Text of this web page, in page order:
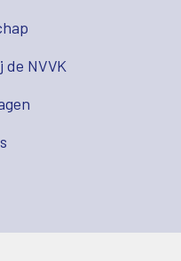
de NVVK